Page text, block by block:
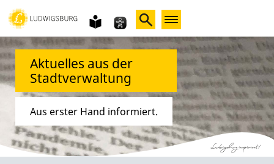
Gebärdensprache
leichte
Sprache
Aktuelles aus der
Stadtverwaltung
Aus erster Hand informiert.